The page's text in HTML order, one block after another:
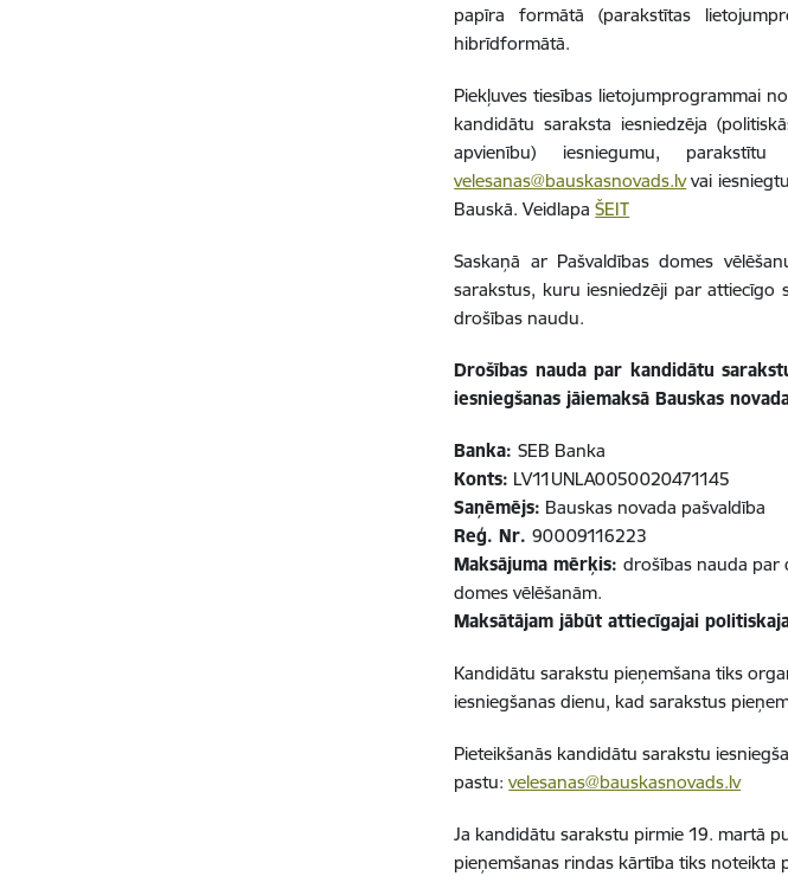
papīra formātā (parakstītas
hibrīdformātā.
Piekļuves tiesības lietojumprogrammai no
kandidātu saraksta iesniedzēja
apvienību) iesniegumu,
velesanas@bauskasnovads.lvvai
Bauskā.VeidlapaŠEIT
Saskaņā ar Pašvaldības domes
sarakstus, kuru iesniedzēji par attiecīgo
drošības naudu.
Drošības nauda par kandidātu
iesniegšanas jāiemaksā Bauskas
Banka:SEB Banka
Konts: LV11UNLA0050020471145
Saņēmējs: Bauskas novada pašvaldība
Reģ. Nr.90009116223
Maksājuma mērķis:drošības nauda par
domes vēlēšanām.
Maksātājam jābūt attiecīgajai
Kandidātu sarakstu pieņemšana tiks
iesniegšanas dienu, kad sarakstus
Pieteikšanās kandidātu sarakstu
pastu:velesanas@bauskasnovads.lv
Ja kandidātu sarakstu pirmie 19. martā
pieņemšanas rindas kārtība tiks noteikta